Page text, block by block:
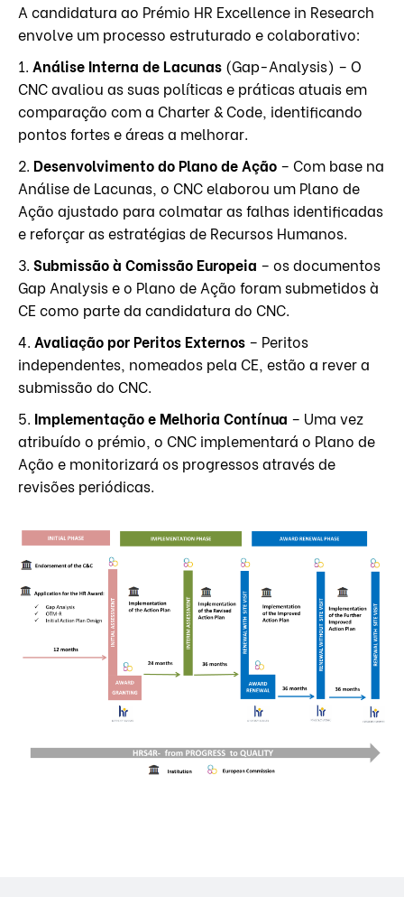
A candidatura ao Prémio HR Excellence in Research
envolve um processo estruturado e colaborativo:
1. Análise Interna de Lacunas (Gap-Analysis) – O
CNC avaliou as suas políticas e práticas atuais em
comparação com a Charter & Code, identificando
pontos fortes e áreas a melhorar.
2. Desenvolvimento do Plano de Ação – Com base na
Análise de Lacunas, o CNC elaborou um Plano de
Ação ajustado para colmatar as falhas identificadas
e reforçar as estratégias de Recursos Humanos.
3. Submissão à Comissão Europeia – os documentos
Gap Analysis e o Plano de Ação foram submetidos à
CE como parte da candidatura do CNC.
4. Avaliação por Peritos Externos – Peritos
independentes, nomeados pela CE, estão a rever a
submissão do CNC.
5. Implementação e Melhoria Contínua – Uma vez
atribuído o prémio, o CNC implementará o Plano de
Ação e monitorizará os progressos através de
revisões periódicas.